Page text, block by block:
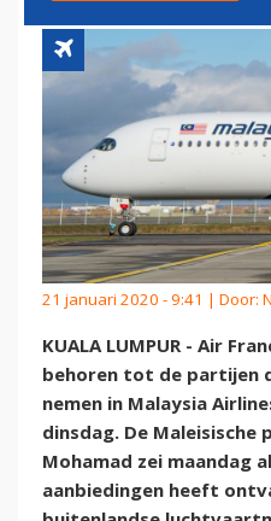
21 januari 2020 - 9:41 | Door:
KUALA LUMPUR - Air
behoren tot de partijen
nemen in Malaysia
dinsdag. De Maleisische
Mohamad zei maandag
aanbiedingen heeft